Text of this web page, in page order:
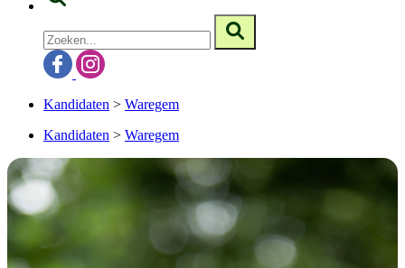
Kandidaten > Waregem
Kandidaten > Waregem